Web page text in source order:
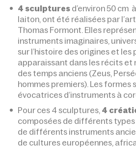
4 sculptures d’environ 50 cm
laiton, ont été réalisées par
Thomas Formont. Elles
instruments imaginaires,
sur l’histoire des origines et les
apparaissant dans les récits
des temps anciens (Zeus,
hommes premiers). Les formes
évocatrices d’instruments à
Pour ces 4 sculptures, 4
composées de différents
de différents instruments
de cultures européennes,